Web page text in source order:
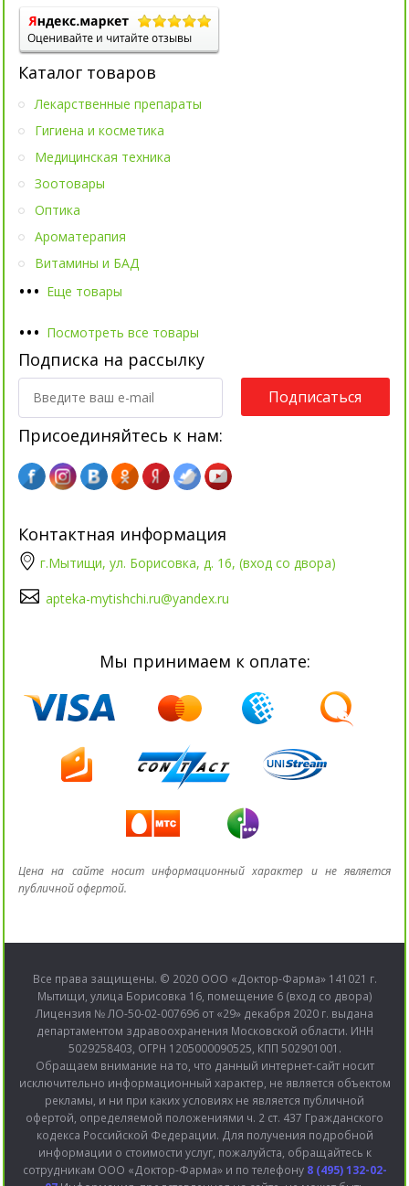
Каталог товаров
••• Еще товары
Лекарственные препараты
Гигиена и косметика
Медицинская техника
Зоотовары
Оптика
Ароматерапия
Витамины и БАД
••• Посмотреть все товары
Подписка на рассылку
Подписаться
Присоединяйтесь к нам:
Контактная информация
г.Мытищи, ул. Борисовка, д. 16, (вход со двора)
apteka-mytishchi.ru@yandex.ru
Мы принимаем к оплате:
Цена на сайте носит информационный характер и не является
публичной офертой.
Все права защищены. © 2020 ООО «Доктор-Фарма» 141021 г.
Мытищи, улица Борисовка 16, помещение 6 (вход со двора)
Лицензия № ЛО-50-02-007696 от «29» декабря 2020 г. выдана
департаментом здравоохранения Московской области. ИНН
5029258403, ОГРН 1205000090525, КПП 502901001.
Обращаем внимание на то, что данный интернет-сайт носит
исключительно информационный характер, не является объектом
рекламы, и ни при каких условиях не является публичной
офертой, определяемой положениями ч. 2 ст. 437 Гражданского
кодекса Российской Федерации. Для получения подробной
информации о стоимости услуг, пожалуйста, обращайтесь к
сотрудникам ООО «Доктор-Фарма» и по телефону 8 (495) 132-02-